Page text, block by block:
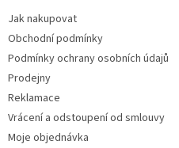
Jak nakupovat
Obchodní podmínky
Podmínky ochrany osobních údajů
Prodejny
Reklamace
Vrácení a odstoupení od smlouvy
Moje objednávka